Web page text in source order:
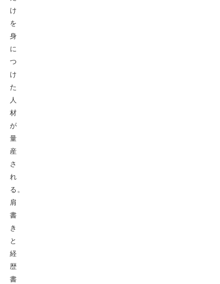
け
を
身
に
つ
け
た
人
材
が
量
産
さ
れ
る。
肩
書
き
と
経
歴
書